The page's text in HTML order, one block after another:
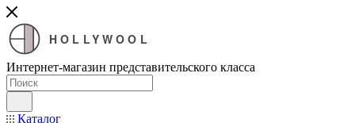
HOLLYWOOL
Интернет-магазин представительского класса
Каталог